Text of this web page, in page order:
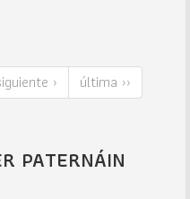
› última ››
PATERNÁIN